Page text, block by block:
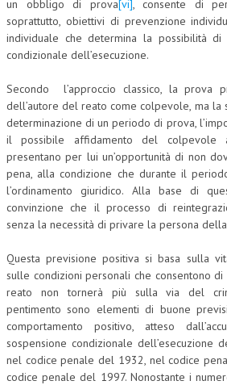
TAX RISK MANAGEMENT
CRIMINOLOGIA TRIBUTARIA
TRANSFER PRICING
PRASSI
AMMINISTRATIVA
TRIBUTARIA
GIURISPRUDENZA
EUROPEA
COSTITUZIONALE
CIVILE
TRIBUTARIA
PENALE
un obbligo di prova[vi], consente di
soprattutto, obiettivi di prevenzione
individuale che determina la possibilità di
condizionale dell’esecuzione.
Secondo l’approccio classico, la prova
dell’autore del reato come colpevole, ma la
determinazione di un periodo di prova,
il possibile affidamento del colpevole
presentano per lui un’opportunità di non
pena, alla condizione che durante il
l’ordinamento giuridico. Alla base di
convinzione che il processo di
senza la necessità di privare la persona
Questa previsione positiva si basa sulla
sulle condizioni personali che consentono
reato non tornerà più sulla via del
pentimento sono elementi di buone
comportamento positivo, atteso
sospensione condizionale dell’esecuzione
nel codice penale del 1932, nel codice
codice penale del 1997. Nonostante i